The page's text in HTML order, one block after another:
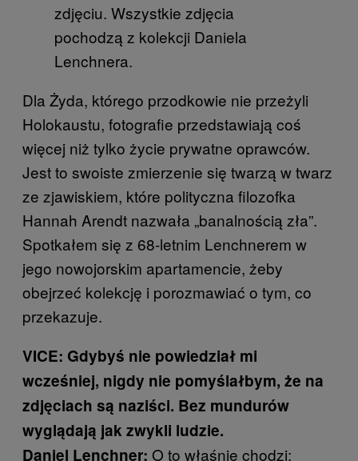
zdjęciu. Wszystkie zdjęcia
pochodzą z kolekcji Daniela
Lenchnera.
Dla Żyda, którego przodkowie nie przeżyli
Holokaustu, fotografie przedstawiają coś
więcej niż tylko życie prywatne oprawców.
Jest to swoiste zmierzenie się twarzą w twarz
ze zjawiskiem, które polityczna filozofka
Hannah Arendt nazwała „banalnością zła”.
Spotkałem się z 68-letnim Lenchnerem w
jego nowojorskim apartamencie, żeby
obejrzeć kolekcję i porozmawiać o tym, co
przekazuje.
VICE: Gdybyś nie powiedział mi
wcześniej, nigdy nie pomyślałbym, że na
zdjęciach są naziści. Bez mundurów
wyglądają jak zwykli ludzie.
Daniel Lenchner: O to właśnie chodzi: